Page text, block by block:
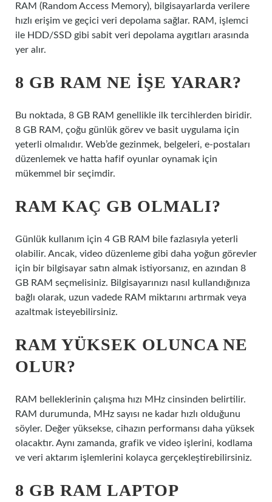
RAM (Random Access Memory), bilgisayarlarda verilere
hızlı erişim ve geçici veri depolama sağlar. RAM, işlemci
ile HDD/SSD gibi sabit veri depolama aygıtları arasında
yer alır.
8 GB RAM NE IŞE YARAR?
Bu noktada, 8 GB RAM genellikle ilk tercihlerden biridir.
8 GB RAM, çoğu günlük görev ve basit uygulama için
yeterli olmalıdır. Web’de gezinmek, belgeleri, e-postaları
düzenlemek ve hatta hafif oyunlar oynamak için
mükemmel bir seçimdir.
RAM KAÇ GB OLMALI?
Günlük kullanım için 4 GB RAM bile fazlasıyla yeterli
olabilir. Ancak, video düzenleme gibi daha yoğun görevler
için bir bilgisayar satın almak istiyorsanız, en azından 8
GB RAM seçmelisiniz. Bilgisayarınızı nasıl kullandığınıza
bağlı olarak, uzun vadede RAM miktarını artırmak veya
azaltmak isteyebilirsiniz.
RAM YÜKSEK OLUNCA NE
OLUR?
RAM belleklerinin çalışma hızı MHz cinsinden belirtilir.
RAM durumunda, MHz sayısı ne kadar hızlı olduğunu
söyler. Değer yüksekse, cihazın performansı daha yüksek
olacaktır. Aynı zamanda, grafik ve video işlerini, kodlama
ve veri aktarım işlemlerini kolayca gerçekleştirebilirsiniz.
8 GB RAM LAPTOP